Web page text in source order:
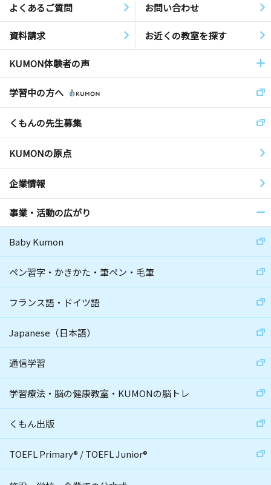
よくあるご質問 お問い合わせ
資料請求 お近くの教室を探す
KUMON体験者の声
学習中の方へ
くもんの先生募集
KUMONの原点
企業情報
事業・活動の広がり
Baby Kumon
ペン習字・かきかた・筆ペン・毛筆
フランス語・ドイツ語
Japanese（日本語）
通信学習
学習療法・脳の健康教室・KUMONの脳トレ
くもん出版
TOEFL Primary® /TOEFL Junior®